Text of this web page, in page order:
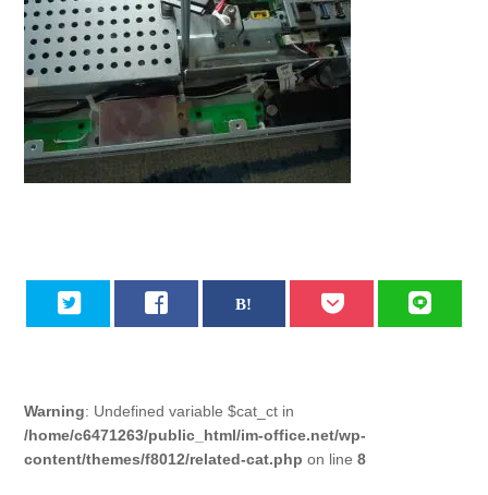
Warning: Undefined variable $cat_ct in
/home/c6471263/public_html/im-office.net/wp-
content/themes/f8012/related-cat.php on line8